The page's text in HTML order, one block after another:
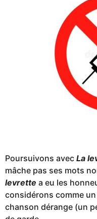
Poursuivons avec La
mâche pas ses mots
levrette a eu les
considérons comme
chanson dérange (un